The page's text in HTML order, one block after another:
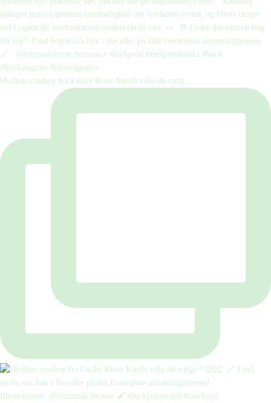
Hvilken cowboy fra Lucky River Ranch ville du vælg